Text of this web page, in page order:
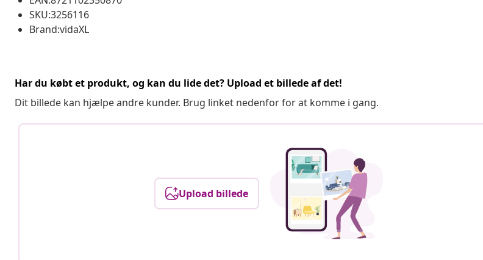
SKU:3256116
Brand:vidaXL
Har du købt et produkt, og kan du lide det? Upload et billede af det!
Dit billede kan hjælpe andre kunder. Brug linket nedenfor for at komme i gang.
Upload billede